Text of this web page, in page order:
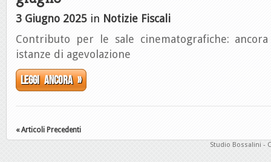
3 Giugno 2025 in Notizie Fiscali
Contributo per le sale cinematografiche:
istanze di agevolazione
Leggi ancora »
« Articoli Precedenti
Studio Bossalini -